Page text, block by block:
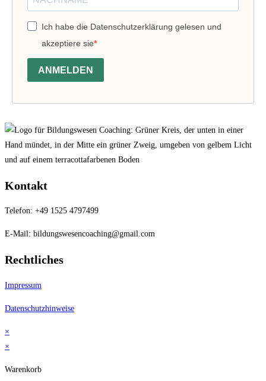
Ich habe die Datenschutzerklärung gelesen und
akzeptiere sie
ANMELDEN
Kontakt
Telefon: +49 1525 4797499
E-Mail: bildungswesencoaching@gmail.com
Rechtliches
Impressum
Datenschutzhinweise
×
×
Warenkorb